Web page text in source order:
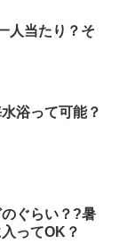
人当たり？そ
浴って可能？
ぐらい？?暑
ってOK？